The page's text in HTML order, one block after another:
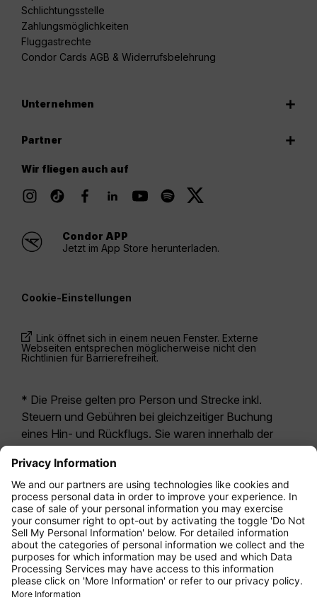
Schlichtungsstelle
Zahlungsmöglichkeiten
Fluggastrechte
Condor Cards AGB & Widerrufsbelehrung
Unternehmen
Partner
Wir fliegen auch auf
Condor APP
Jetzt im App Store herunterladen.
Cookie-Einstellungen
Link öffnet sich in einem neuen Fenster. Externe
Webseiten entsprechen möglicherweise nicht den
Richtlinien für Barrierefreiheit.
* Die Preise gelten pro Person und Strecke inkl.
Steuern und Gebühren bei gleichzeitiger Buchung
eines Hin- und Rückflugs. Sie waren innerhalb der
möglicherweise nicht mehr aktuell. Bei den für die
Economy Class angegebenen Tarifen handelt es
sich i.d.R. um Economy Zero, unsere restriktivste
Tarifoption. Es können hierfür zusätzliche Gebühren
fürAufgabegepäck oder für andere optionale
Leistungen anfallen. Es gelten dieAllgemeinen
Geschäftsbedingungen .